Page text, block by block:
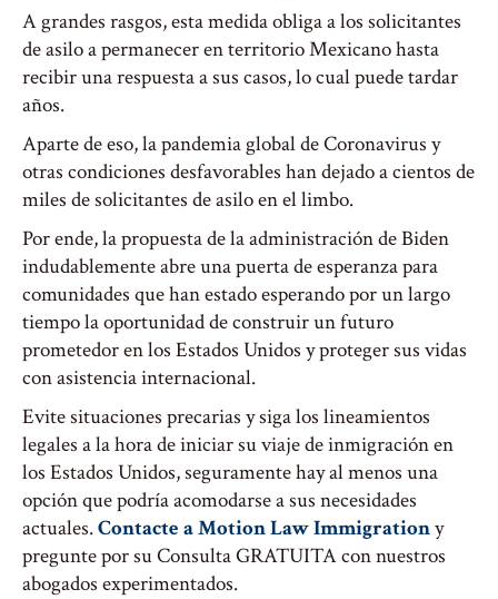
A grandes rasgos, esta medida obliga a los solicitantes
de asilo a permanecer en territorio Mexicano hasta
recibir una respuesta a sus casos, lo cual puede tardar
años.
Aparte de eso, la pandemia global de Coronavirus y
otras condiciones desfavorables han dejado a cientos de
miles de solicitantes de asilo en el limbo.
Por ende, la propuesta de la administración de Biden
indudablemente abre una puerta de esperanza para
comunidades que han estado esperando por un largo
tiempo la oportunidad de construir un futuro
prometedor en los Estados Unidos y proteger sus vidas
con asistencia internacional.
Evite situaciones precarias y siga los lineamientos
legales a la hora de iniciar su viaje de inmigración en
los Estados Unidos, seguramente hay al menos una
opción que podría acomodarse a sus necesidades
actuales.Contacte a Motion Law Immigrationy
pregunte por su Consulta GRATUITA con nuestros
abogados experimentados.